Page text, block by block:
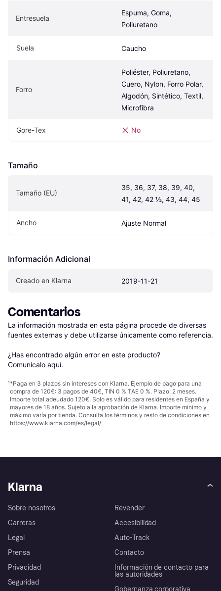
Entresuela
Espuma, Goma,
Poliuretano
Suela Caucho
Forro
Poliéster, Poliuretano,
Cuero, Nylon, Forro Polar,
Algodón, Sintético, Textil,
Microfibra
Gore-Tex No
Tamaño
Tamaño (EU)
35, 36, 37, 38, 39, 40,
41, 42, 42 ½, 43, 44, 45
Ancho Ajuste Normal
Información Adicional
Creado en Klarna 2019-11-21
Comentarios
La información mostrada en esta página procede de diversas
fuentes externas y debe utilizarse únicamente como referencia.
¿Has encontrado algún error en este producto?
Comunícalo aquí.
¹*Paga en 3 plazos sin intereses con Klarna. Ejemplo de pago para una
compra de 120€: 3 pagos de 40€, TIN 0 % TAE 0 %. Plazo: 2 meses.
Importe total adeudado 120€. Solo es válido para residentes en España y
mayores de 18 años. Sujeto a la aprobación de Klarna. Importe mínimo y
máximo varía por tienda. Consulta los términos y resto de condiciones en
https://www.klarna.com/es/legal/.
Klarna
Sobre nosotros
Carreras
Legal
Prensa
Privacidad
Seguridad
Revender
Accesibilidad
Auto-Track
Contacto
Información de contacto para
las autoridades
Gobernanza corporativa